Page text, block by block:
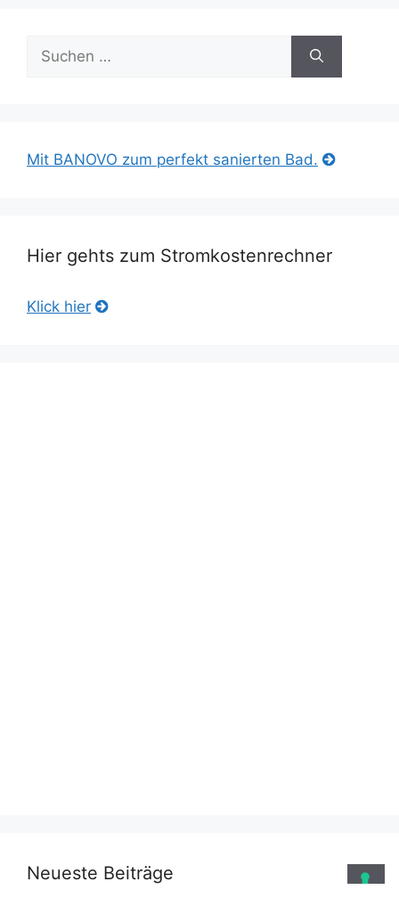
nach:
Mit BANOVO zum perfekt sanierten Bad.
Hier gehts zum Stromkostenrechner
Klick hier
Neueste Beiträge